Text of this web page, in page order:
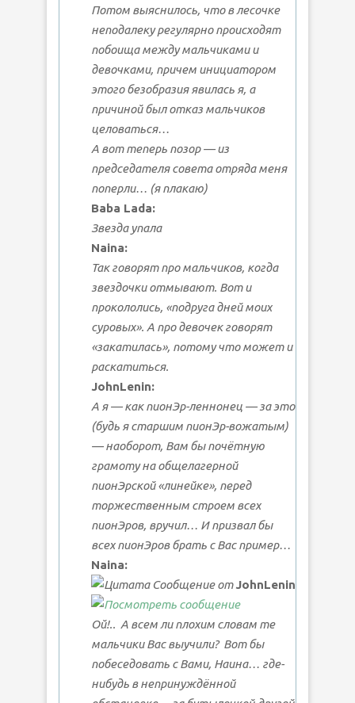
Потом выяснилось, что в лесочке
неподалеку регулярно происходят
побоища между мальчиками и
девочками, причем инициатором
этого безобразия явилась я, а
причиной был отказ мальчиков
целоваться…
А вот теперь позор — из
председателя совета отряда меня
поперли… (я плакаю)
Baba Lada:
Звезда упала
Naina:
Так говорят про мальчиков, когда
звездочки отмывают. Вот и
прокололись, «подруга дней моих
суровых». А про девочек говорят
«закатилась», потому что может и
раскатиться.
JohnLenin:
А я — как пионЭр-леннонец — за это
(будь я старшим пионЭр-вожатым)
— наоборот, Вам бы почётную
грамоту на общелагерной
пионЭрской «линейке», перед
торжественным строем всех
пионЭров, вручил… И призвал бы
всех пионЭров брать с Вас пример…
Naina:
Сообщение отJohnLenin
Ой!.. А всем липлохим словам те
мальчики Вас выучили? Вот бы
побеседовать с Вами, Наина… где-
нибудь в непринуждённой